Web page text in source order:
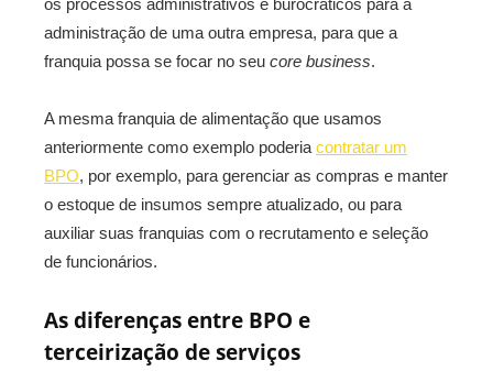
os processos administrativos e burocráticos para a
administração de uma outra empresa, para que a
franquia possa se focar no seu core business.
A mesma franquia de alimentação que usamos
anteriormente como exemplo poderia contratar um
BPO, por exemplo, para gerenciar as compras e manter
o estoque de insumos sempre atualizado, ou para
auxiliar suas franquias com o recrutamento e seleção
de funcionários.
As diferenças entre BPO e
terceirização de serviços